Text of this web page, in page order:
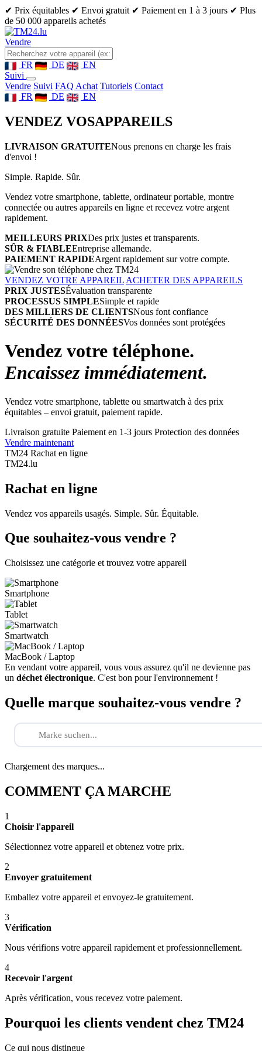
✔ Prix équitables ✔ Envoi gratuit ✔ Paiement en 1 à 3 jours ✔ Plus
de 50 000 appareils achetés
Vendre
FR DE
EN
Suivi
Vendre Suivi FAQ Achat Tutoriels Contact
FR
DE EN
VENDEZ VOSAPPAREILS
LIVRAISON GRATUITENous prenons en charge les frais
d'envoi !
Simple. Rapide. Sûr.
Vendez votre smartphone, tablette, ordinateur portable, montre
connectée ou autres appareils en ligne et recevez votre argent
rapidement.
MEILLEURS PRIXDes prix justes et transparents.
SÛR & FIABLEEntreprise allemande.
PAIEMENT RAPIDEArgent rapidement sur votre compte.
VENDEZ VOTRE APPAREIL ACHETER DES APPAREILS
PRIX JUSTESÉvaluation transparente
PROCESSUS SIMPLESimple et rapide
DES MILLIERS DE CLIENTSNous font confiance
SÉCURITÉ DES DONNÉESVos données sont protégées
Vendez votre téléphone.
Encaissez immédiatement.
Vendez votre smartphone, tablette ou smartwatch à des prix
équitables – envoi gratuit, paiement rapide.
Livraison gratuite Paiement en 1-3 jours Protection des données
Vendre maintenant
TM24 Rachat en ligne
TM24.lu
Rachat en ligne
Vendez vos appareils usagés. Simple. Sûr. Équitable.
Que souhaitez-vous vendre ?
Choisissez une catégorie et trouvez votre appareil
Smartphone
Tablet
Smartwatch
MacBook / Laptop
En vendant votre appareil, vous vous assurez qu'il ne devienne pas
un déchet électronique. C'est bon pour l'environnement !
Quelle marque souhaitez-vous vendre ?
Chargement des marques...
COMMENT ÇA MARCHE
1
Choisir l'appareil
Sélectionnez votre appareil et obtenez votre prix.
2
Envoyer gratuitement
Emballez votre appareil et envoyez-le gratuitement.
3
Vérification
Nous vérifions votre appareil rapidement et professionnellement.
4
Recevoir l'argent
Après vérification, vous recevez votre paiement.
Pourquoi les clients vendent chez TM24
Ce qui nous distingue